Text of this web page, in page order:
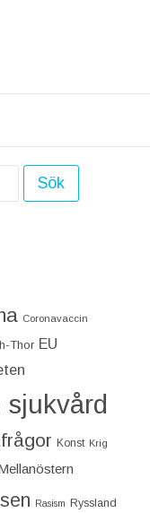
Coronavaccin
Thor EU
sjukvård
Konst Krig
Rasism Ryssland